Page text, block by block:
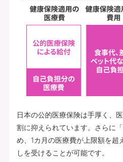
日本の公的医療保険は手厚く、
割に抑えられています。さらに
め、1カ月の医療費が上限額を超
しを受けることが可能です。